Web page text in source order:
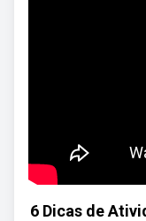
6 Dicas de